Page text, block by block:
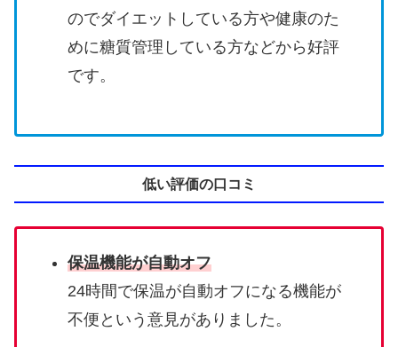
のでダイエットしている方や健康のた
めに糖質管理している方などから好評
です。
低い評価の口コミ
保温機能が自動オフ
24時間で保温が自動オフになる機能が
不便という意見がありました。